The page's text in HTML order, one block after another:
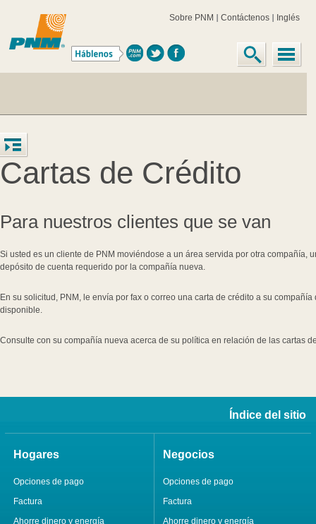
Sobre PNM Contáctenos Inglés
Cartas de Crédito
Para nuestros clientes que se van
Si usted es un cliente de PNM moviéndose a un área servida por otra
depósito de cuenta requerido por la compañía nueva.
En su solicitud, PNM, le envía por fax o correo una carta de crédito a su
disponible.
Consulte con su compañía nueva acerca de su política en relación de las cartas
Índice del sitio
Hogares
Opciones de pago
Factura
Ahorre dinero y energía
Negocios
Opciones de pago
Factura
Ahorre dinero y energía